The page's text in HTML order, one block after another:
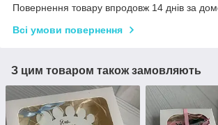
Повернення товару впродовж 14 днів за
Всі умови повернення
З цим товаром також замовляють